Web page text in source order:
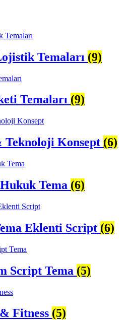
Temaları (9)
Temaları (9)
Konsept (6)
Tema (6)
Eklenti Script (6)
Script Tema (5)
Fitness (5)